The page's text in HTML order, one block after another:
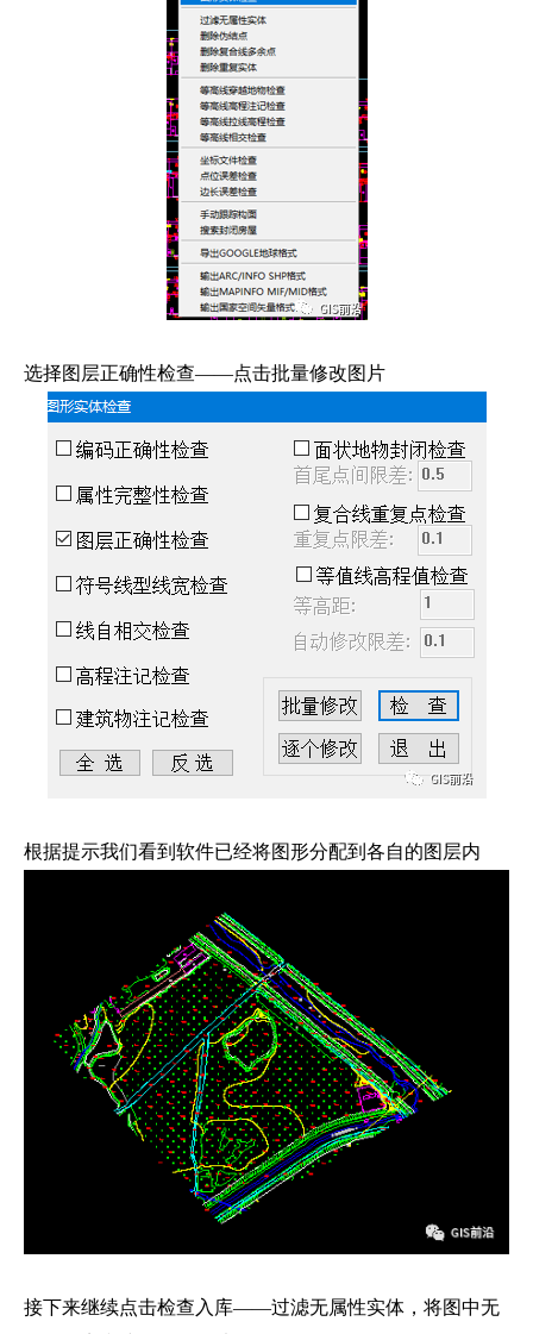
选择图层正确性检查——点击批量修改图片
根据提示我们看到软件已经将图形分配到各自的图层内
接下来继续点击检查入库——过滤无属性实体，将图中无